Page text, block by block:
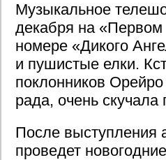
Музыкальное
декабря на «Первом
номере «Дикого
и пушистые елки.
поклонников
рада, очень
После выступления
проведет